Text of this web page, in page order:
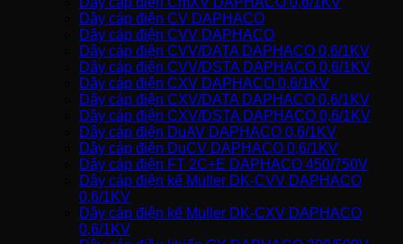
Dây cáp điện CV DAPHACO
Dây cáp điện CVV DAPHACO
Dây cáp điện CVV/DATA DAPHACO 0,6/1KV
Dây cáp điện CVV/DSTA DAPHACO 0,6/1KV
Dây cáp điện CXV DAPHACO 0,6/1KV
Dây cáp điện CXV/DATA DAPHACO 0,6/1KV
Dây cáp điện CXV/DSTA DAPHACO 0,6/1KV
Dây cáp điện DuAV DAPHACO 0,6/1KV
Dây cáp điện DuCV DAPHACO 0,6/1KV
Dây cáp điện FT 2C+E DAPHACO 450/750V
Dây cáp điện kế Muller DK-CVV DAPHACO
0,6/1KV
Dây cáp điện kế Muller DK-CXV DAPHACO
0,6/1KV